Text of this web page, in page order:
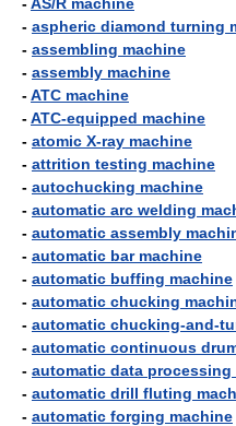
- aspheric diamond turning
- assembling machine
- assembly machine
-ATC machine
-ATC-equipped machine
- atomic X-ray machine
- attrition testing machine
- autochucking machine
- automatic arc welding
- automatic assembly
- automatic bar machine
- automatic buffing machine
- automatic chucking
- automatic chucking-and-
- automatic continuous
- automatic data processing
- automatic drill fluting
- automatic forging machine